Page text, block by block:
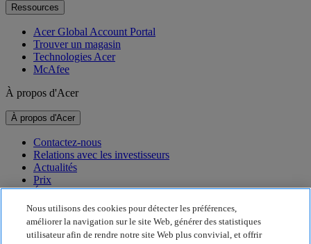
Ressources
Acer Global Account Portal
Trouver un magasin
Technologies Acer
McAfee
À propos d'Acer
À propos d'Acer
Contactez-nous
Relations avec les investisseurs
Actualités
Prix
Événements
Développement durable
Développement durable
Nous utilisons des cookies pour détecter les préférences,
améliorer la navigation sur le site Web, générer des statistiques
utilisateur afin de rendre notre site Web plus convivial, et offrir